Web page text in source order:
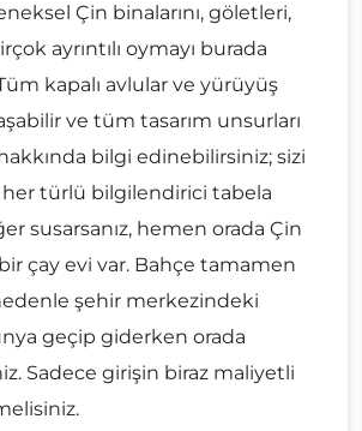
Çin binalarını, göletleri,
ayrıntılı oymayı burada
kapalı avlular ve yürüyüş
ve tüm tasarım unsurları
bilgi edinebilirsiniz; sizi
türlü bilgilendirici tabela
susarsanız, hemen orada Çin
çay evi var. Bahçe tamamen
şehir merkezindeki
geçip giderken orada
Sadece girişin biraz maliyetli